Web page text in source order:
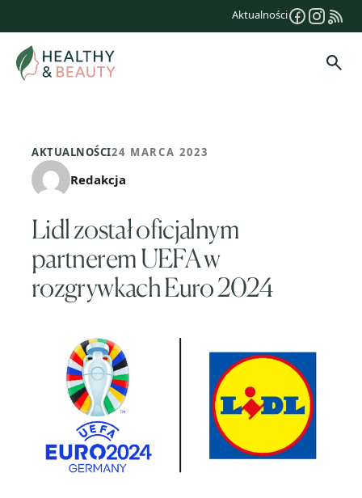
treści
Aktualności
AKTUALNOŚCI24 MARCA 2023
Redakcja
Lidl został oficjalnym
partnerem UEFA w
rozgrywkach Euro 2024